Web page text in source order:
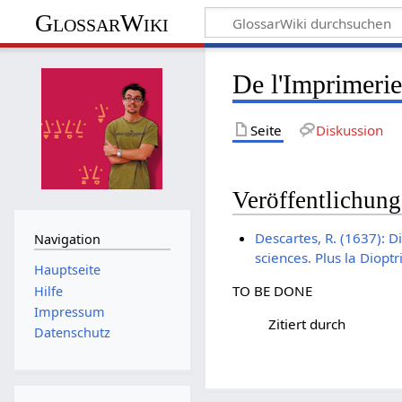
GlossarWiki
De
Seite Diskussion
Descartes, R. (1637):
sciences. Plus la
TO BE DONE
Zitiert durch
Navigation
Hauptseite
Hilfe
Impressum
Datenschutz